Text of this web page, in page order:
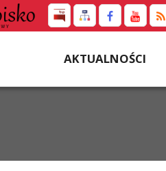
AKTUALNOŚCI